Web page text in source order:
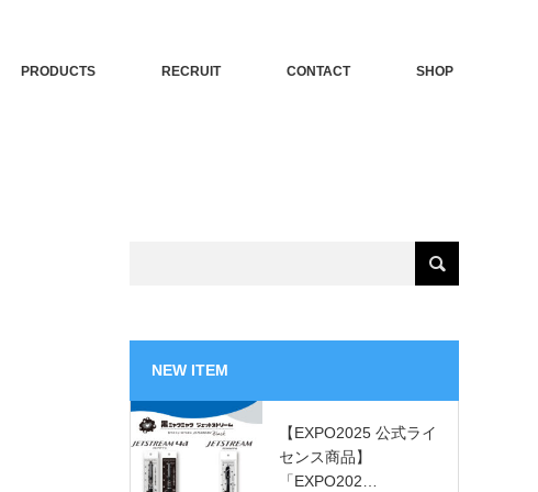
PRODUCTS RECRUIT CONTACT SHOP
NEW ITEM
【EXPO2025 公式ライ
センス商品】
「EXPO202…